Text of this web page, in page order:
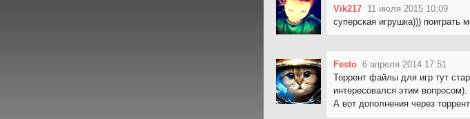
Vik217 11 июля 2015 10:09
суперская игрушка))) поиграть
Festo 6 апреля 2014 17:51
Торрент файлы для игр тут
интересовался этим
А вот дополнения через